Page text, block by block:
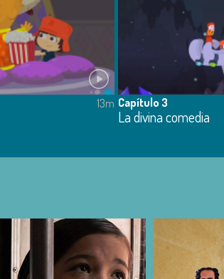
13m Capítulo 3
La divina comedia